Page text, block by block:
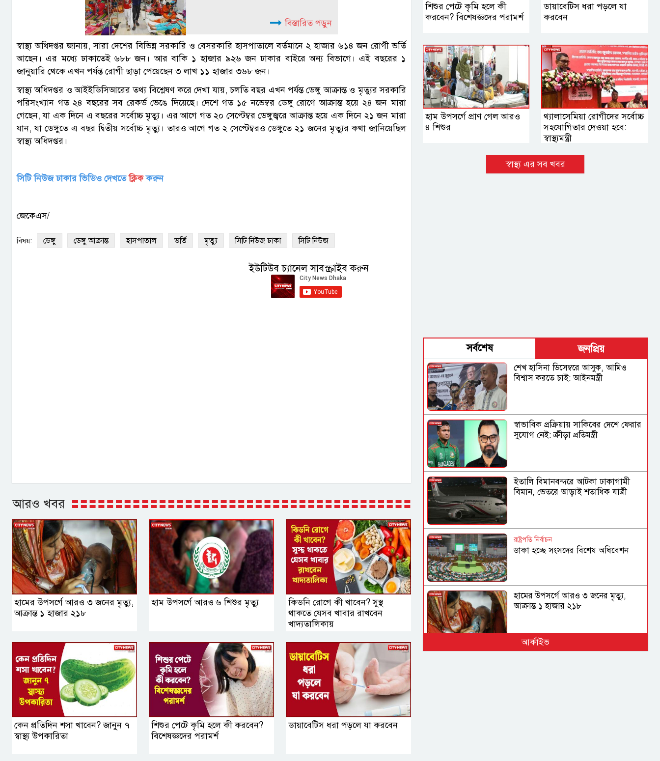
বিস্তারিত পড়ুন
স্বাস্থ্য অধিদপ্তর জানায়, সারা দেশের বিভিন্ন সরকারি ও বেসরকারি হাসপাতালে বর্তমানে ২ হাজার ৬১৪ জন রোগী ভর্তি
আছেন। এর মধ্যে ঢাকাতেই ৬৮৮ জন। আর বাকি ১ হাজার ৯২৬ জন ঢাকার বাইরে অন্য বিভাগে। এই বছরের ১
জানুয়ারি থেকে এখন পর্যন্ত রোগী ছাড়া পেয়েছেন ৩ লাখ ১১ হাজার ৩৬৮ জন।
স্বাস্থ্য অধিদপ্তর ও আইইডিসিআরের তথ্য বিশ্লেষণ করে দেখা যায়, চলতি বছর এখন পর্যন্ত ডেঙ্গু আক্রান্ত ও মৃত্যুর সরকারি
পরিসংখ্যান গত ২৪ বছরের সব রেকর্ড ভেঙে দিয়েছে। দেশে গত ১৫ নভেম্বর ডেঙ্গু রোগে আক্রান্ত হয়ে ২৪ জন মারা
গেছেন, যা এক দিনে এ বছরের সর্বোচ্চ মৃত্যু। এর আগে গত ২০ সেপ্টেম্বর ডেঙ্গুজ্বরে আক্রান্ত হয়ে এক দিনে ২১ জন মারা
যান, যা ডেঙ্গুতে এ বছর দ্বিতীয় সর্বোচ্চ মৃত্যু। তারও আগে গত ২ সেপ্টেম্বরও ডেঙ্গুতে ২১ জনের মৃত্যুর কথা জানিয়েছিল
স্বাস্থ্য অধিদপ্তর।
সিটি নিউজ ঢাকার ভিডিও দেখতেক্লিককরুন
জেকেএস/
বিষয়: ডেঙ্গু ডেঙ্গু আক্রান্ত হাসপাতাল ভর্তি মৃত্যু সিটি নিউজ ঢাকা সিটি নিউজ
ইউটিউব চ্যানেল সাবস্ক্রাইব করুন
আরও খবর
হামের উপসর্গে আরও ৩ জনের মৃত্যু,
আক্রান্ত ১ হাজার ২১৮
হাম উপসর্গে আরও ৬ শিশুর মৃত্যু
কিডনি রোগে কী খাবেন? সুস্থ
থাকতে যেসব খাবার রাখবেন
খাদ্যতালিকায়
কেন প্রতিদিন শসা খাবেন? জানুন ৭
স্বাস্থ্য উপকারিতা
শিশুর পেটে কৃমি হলে কী করবেন?
বিশেষজ্ঞদের পরামর্শ
ডায়াবেটিস ধরা পড়লে যা করবেন
শিশুর পেটে কৃমি হলে কী
করবেন? বিশেষজ্ঞদের পরামর্শ
ডায়াবেটিস ধরা পড়লে যা
করবেন
হাম উপসর্গে প্রাণ গেল আরও
৪ শিশুর
থ্যালাসেমিয়া রোগীদের সর্বোচ্চ
সহযোগিতার দেওয়া হবে:
স্বাস্থ্যমন্ত্রী
স্বাস্থ্য এর সব খবর
সর্বশেষ জনপ্রিয়
শেখ হাসিনা ডিসেম্বরে আসুক, আমিও
বিশ্বাস করতে চাই: আইনমন্ত্রী
স্বাভাবিক প্রক্রিয়ায় সাকিবের দেশে ফেরার
সুযোগ নেই: ক্রীড়া প্রতিমন্ত্রী
ইতালি বিমানবন্দরে আটকা ঢাকাগামী
বিমান, ভেতরে আড়াই শতাধিক যাত্রী
রাষ্ট্রপতি নির্বাচন
ডাকা হচ্ছে সংসদের বিশেষ অধিবেশন
হামের উপসর্গে আরও ৩ জনের মৃত্যু,
আক্রান্ত ১ হাজার ২১৮
গণহত্যা ও মানবতাবিরোধী অপরাধে
আর্কাইভ